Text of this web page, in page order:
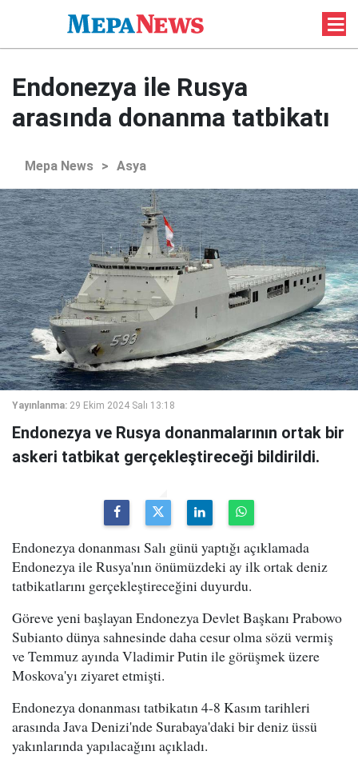
Endonezya ile Rusya
arasında donanma tatbikatı
Mepa News > Asya
Yayınlanma: 29 Ekim 2024 Salı 13:18
Endonezya ve Rusya donanmalarının ortak bir
askeri tatbikat gerçekleştireceği bildirildi.
Endonezya donanması Salı günü yaptığı açıklamada
Endonezya ile Rusya'nın önümüzdeki ay ilk ortak deniz
tatbikatlarını gerçekleştireceğini duyurdu.
Göreve yeni başlayan Endonezya Devlet Başkanı Prabowo
Subianto dünya sahnesinde daha cesur olma sözü vermiş
ve Temmuz ayında Vladimir Putin ile görüşmek üzere
Moskova'yı ziyaret etmişti.
Endonezya donanması tatbikatın 4-8 Kasım tarihleri
arasında Java Denizi'nde Surabaya'daki bir deniz üssü
yakınlarında yapılacağını açıkladı.